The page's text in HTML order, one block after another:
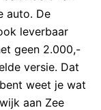
auto. De
leverbaar
geen 2.000,-
versie. Dat
weet je wat
aan Zee